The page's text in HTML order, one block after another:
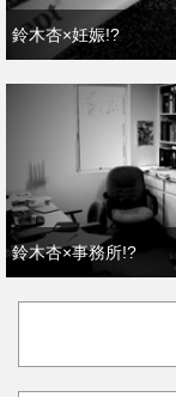
鈴木杏×妊娠!?
鈴木杏×事務所!?